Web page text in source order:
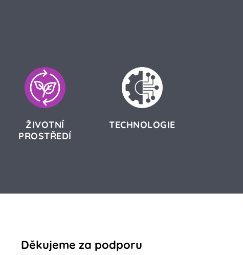
ŽIVOTNÍ
PROSTŘEDÍ
TECHNOLOGIE
Děkujeme za podporu